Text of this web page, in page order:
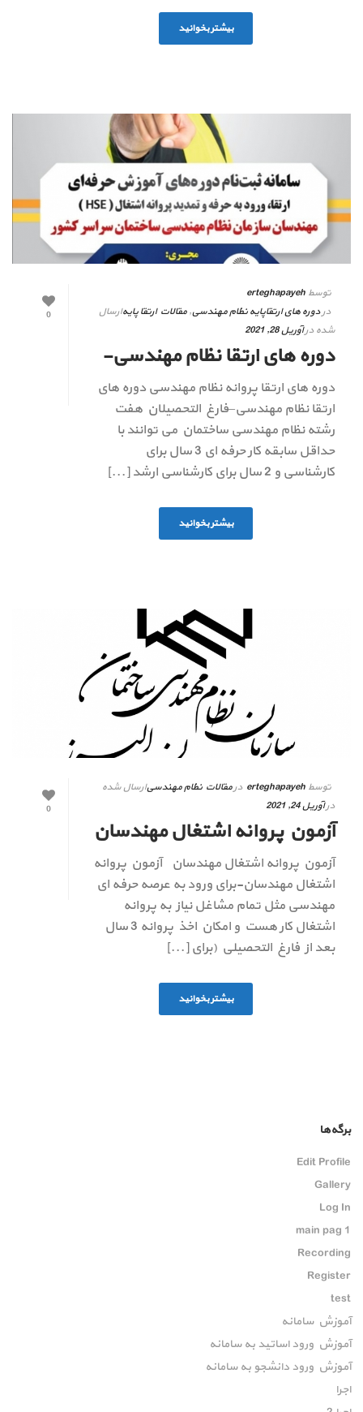
بیشتر بخوانید
0
توسط erteghapayeh
دردوره های ارتقاپایه نظام مهندسی,مقالات ارتقا پایهارسال
شده درآوریل 28, 2021
دوره های ارتقا نظام مهندسی-
دوره های ارتقا پروانه نظام مهندسی دوره های
ارتقا نظام مهندسی–فارغ التحصیلان هفت
رشته نظام مهندسی ساختمان می توانند با
حداقل سابقه کار حرفه ای 3 سال برای
کارشناسی و 2 سال برای کارشناسی ارشد [...]
بیشتر بخوانید
0
توسط erteghapayeh درمقالات نظام مهندسیارسال شده
درآوریل 24, 2021
آزمون پروانه اشتغال مهندسان
آزمون پروانه اشتغال مهندسان آزمون پروانه
اشتغال مهندسان-برای ورود به عرصه حرفه ای
مهندسی مثل تمام مشاغل نیاز به پروانه
اشتغال کار هست و امکان اخذ پروانه 3 سال
بعد از فارغ التحصیلی (برای [...]
بیشتر بخوانید
برگه‌ها
Edit Profile
Gallery
Log In
main pag 1
Recording
Register
test
آموزش سامانه
آموزش ورود اساتید به سامانه
آموزش ورود دانشجو به سامانه
اجرا